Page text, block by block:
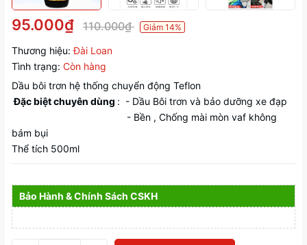
95.000₫ 110.000₫ Giảm 14%
Thương hiệu: Đài Loan
Tình trạng: Còn hàng
Dầu bôi trơn hệ thống chuyển động Teflon
Đặc biệt chuyên dùng : - Dầu Bôi trơn và bảo dưỡng xe đạp
- Bền , Chống mài mòn vaf không
bám bụi
Thể tích 500ml
Bảo Hành & Chính Sách CSKH